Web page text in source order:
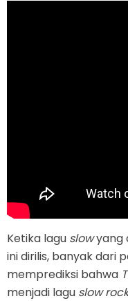
Ketika lagu slowyang
ini dirilis, banyak dari
memprediksi bahwa
menjadi lagu slow